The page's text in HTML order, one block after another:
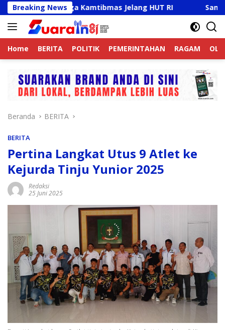
Langsung
ke
konten
Breaking News
Jaga Kamtibmas Jelang HUT RI Sambut HUT RI
Home BERITA POLITIK PEMERINTAHAN RAGAM
Beranda BERITA
BERITA
Pertina Langkat Utus 9 Atlet ke
Kejurda Tinju Yunior 2025
Redaksi
25 Juni 2025